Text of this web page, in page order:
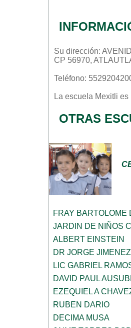
Su dirección:
CP 56970,
Teléfono:
La escuela Mexitli es
OTRAS
FRAY BARTOLOME
JARDIN DE NIÑOS
ALBERT EINSTEIN
DR JORGE
LIC GABRIEL
DAVID PAUL
EZEQUIEL A
RUBEN DARIO
DECIMA MUSA